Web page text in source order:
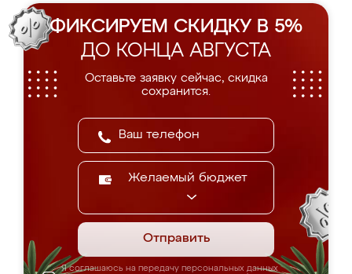
ФИКСИРУЕМ СКИДКУ В 5%
ДО КОНЦА АВГУСТА
Оставьте заявку сейчас, скидка
сохранится.
Желаемый бюджет
Отправить
Я соглашаюсь на передачу персональных данных